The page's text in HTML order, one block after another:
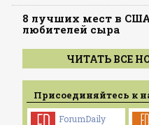
8 лучших мест в
любителей сыра
ЧИТАТЬ ВСЕ
Присоединяйтесь к
ForumDaily